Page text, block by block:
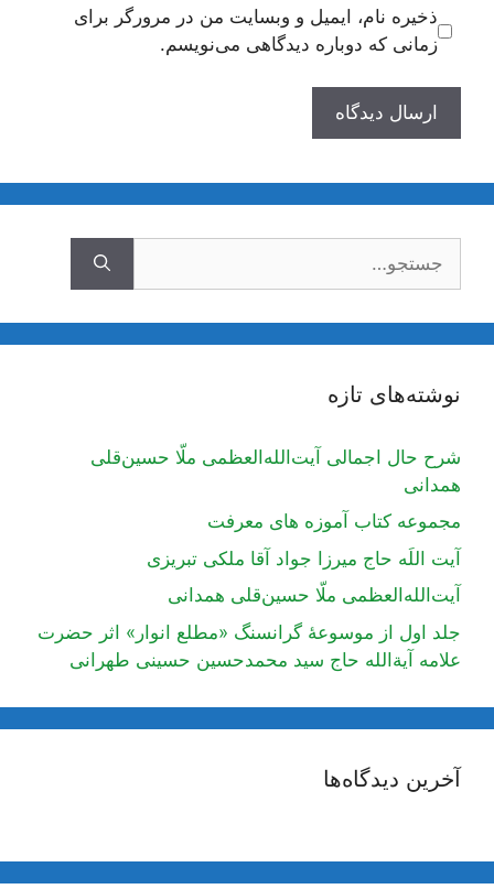
ذخیره نام، ایمیل و وبسایت من در مرورگر برای
زمانی که دوباره دیدگاهی می‌نویسم.
نوشته‌های تازه
شرح حال اجمالی آیت‌الله‌العظمی ملّا حسین‌قلی
همدانی
مجموعه کتاب آموزه های معرفت
آیت اللَه حاج میرزا جواد آقا ملکی تبریزی
آیت‌الله‌العظمی ملّا حسین‌قلی همدانی
جلد اول از موسوعۀ گرانسنگ «مطلع انوار» اثر حضرت
علامه آیة‌الله حاج سید محمدحسین حسینی طهرانی
آخرین دیدگاه‌ها